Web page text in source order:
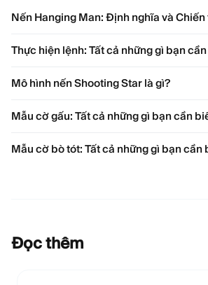
Nến Hanging Man: Định nghĩa và
Thực hiện lệnh: Tất cả những gì bạn
Mô hình nến Shooting Star là gì?
Mẫu cờ gấu: Tất cả những gì bạn cần
Mẫu cờ bò tót: Tất cả những gì bạn cần
Đọc thêm